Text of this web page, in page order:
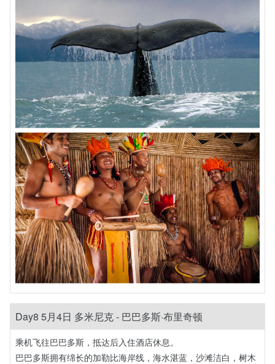
Day8 5月4日 多米尼克 - 巴巴多斯·布里奇顿
乘机飞往巴巴多斯，抵达后入住酒店休息。
巴巴多斯拥有绵长的加勒比海岸线，海水湛蓝，沙滩洁白，树木